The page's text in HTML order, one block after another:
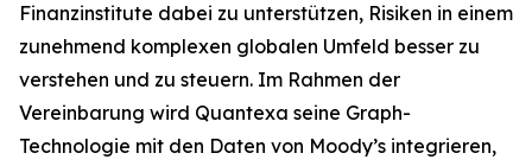
Finanzinstitute dabei zu unterstützen, Risiken in einem
zunehmend komplexen globalen Umfeld besser zu
verstehen und zu steuern. Im Rahmen der
Vereinbarung wird Quantexa seine Graph-
Technologie mit den Daten von Moody’s integrieren,